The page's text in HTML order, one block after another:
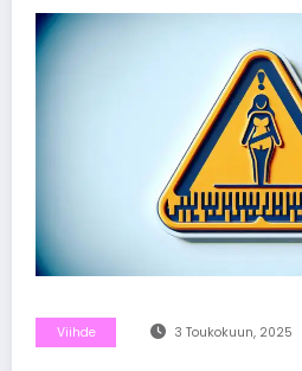
Viihde 3 Toukokuun, 2025